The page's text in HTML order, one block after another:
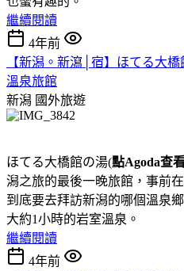
繼續閱讀
4年前
【新潟。新瀉│宿】ほてる大
溫泉旅館
新潟 國外旅遊
ほてる大橋館の湯(點Agoda查
潟之旅的最後一晚旅館，事前
到底要去拜訪新潟的哪個溫泉
大約1小時的岩室溫泉。
繼續閱讀
4年前